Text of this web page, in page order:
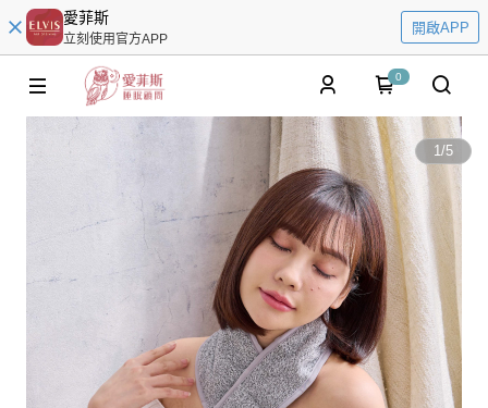
愛菲斯
立刻使用官方APP
開啟APP
0
1/5